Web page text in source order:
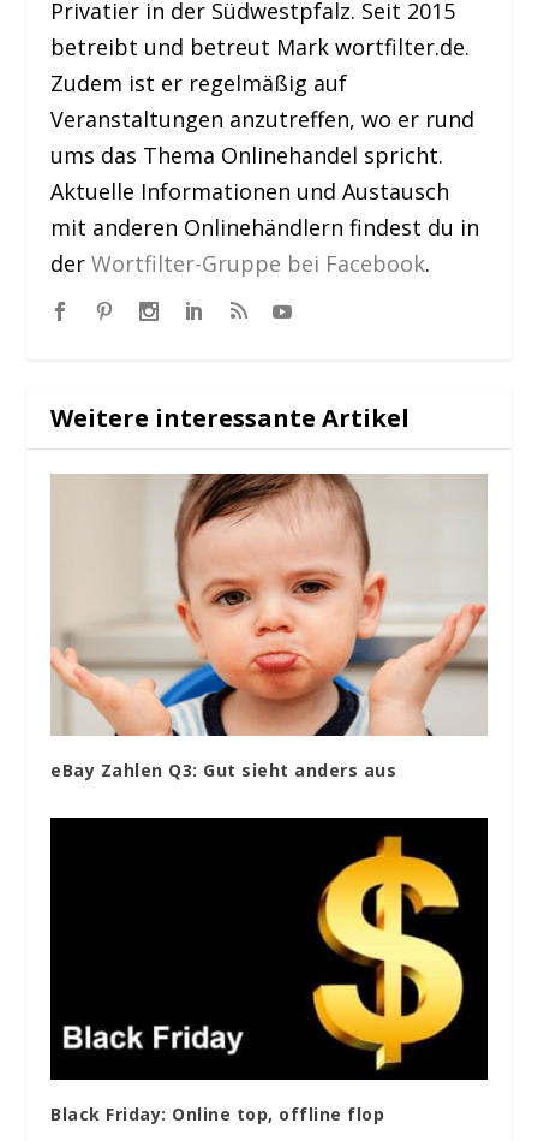
Privatier in der Südwestpfalz. Seit 2015
betreibt und betreut Mark wortfilter.de.
Zudem ist er regelmäßig auf
Veranstaltungen anzutreffen, wo er rund
ums das Thema Onlinehandel spricht.
Aktuelle Informationen und Austausch
mit anderen Onlinehändlern findest du in
derWortfilter-Gruppe bei Facebook.
Weitere interessante Artikel
eBay Zahlen Q3: Gut sieht anders aus
Black Friday: Online top, offline flop